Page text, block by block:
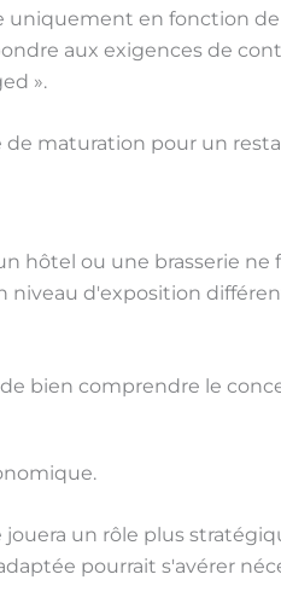
en fonction
aux exigences de
».
de maturation pour un
hôtel ou une brasserie
niveau d'exposition
bien comprendre le
un rôle plus
pourrait s'avérer